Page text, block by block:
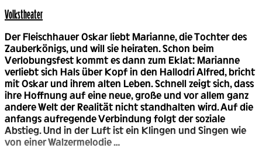
Volks­theater
Der Fleischhauer Oskar liebt Marianne, die Tochter des
Zauberkönigs, und will sie heiraten. Schon beim
Verlobungsfest kommt es dann zum Eklat: Marianne
verliebt sich Hals über Kopf in den Hallodri Alfred, bricht
mit Oskar und ihrem alten Leben. Schnell zeigt sich, dass
ihre Hoffnung auf eine neue, große und vor allem ganz
andere Welt der Realität nicht standhalten wird. Auf die
anfangs aufregende Verbindung folgt der soziale
Abstieg. Und in der Luft ist ein Klingen und Singen wie
von einer Walzermelodie …